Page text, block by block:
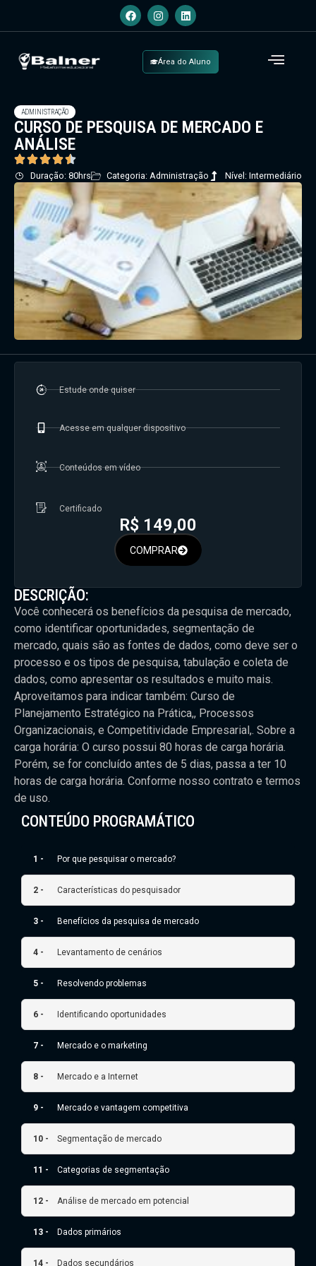
Área do Aluno
ADMINISTRAÇÃO
CURSO DE PESQUISA DE MERCADO E
ANÁLISE
Duração: 80hrs Categoria: Administração Nível: Intermediário
DESCRIÇÃO:
Você conhecerá os benefícios da pesquisa de mercado,
como identificar oportunidades, segmentação de
mercado, quais são as fontes de dados, como deve ser o
processo e os tipos de pesquisa, tabulação e coleta de
dados, como apresentar os resultados e muito mais.
Aproveitamos para indicar também: Curso de
Planejamento Estratégico na Prática,, Processos
Organizacionais, e Competitividade Empresarial,. Sobre a
carga horária: O curso possui 80 horas de carga horária.
Porém, se for concluído antes de 5 dias, passa a ter 10
horas de carga horária. Conforme nosso contrato e termos
de uso.
CONTEÚDO PROGRAMÁTICO
1 - Por que pesquisar o mercado?
2 - Características do pesquisador
3 - Benefícios da pesquisa de mercado
4 - Levantamento de cenários
5 - Resolvendo problemas
6 - Identificando oportunidades
7 - Mercado e o marketing
8 - Mercado e a Internet
9 - Mercado e vantagem competitiva
10 - Segmentação de mercado
11 - Categorias de segmentação
12 - Análise de mercado em potencial
13 - Dados primários
14 - Dados secundários
Estude onde quiser
Acesse em qualquer dispositivo
Conteúdos em vídeo
Certificado
R$ 149,00
COMPRAR